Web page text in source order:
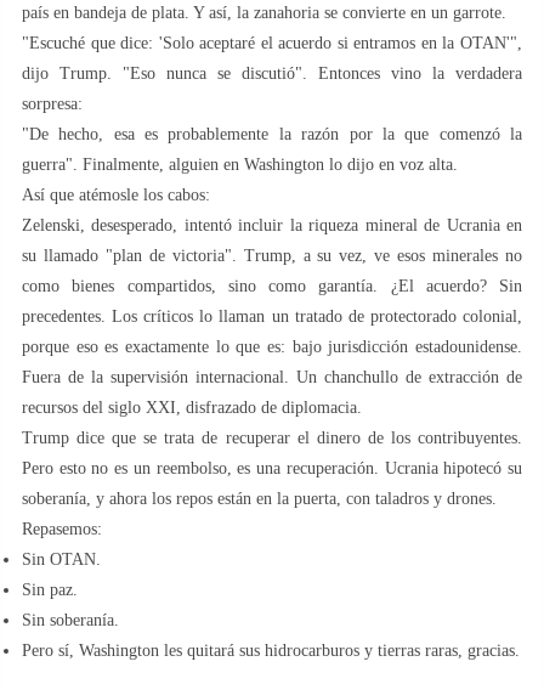
país en bandeja de plata. Y así, la zanahoria se convierte en un garrote.
"Escuché que dice: 'Solo aceptaré el acuerdo si entramos en la OTAN'",
dijo Trump. "Eso nunca se discutió". Entonces vino la verdadera
sorpresa:
"De hecho, esa es probablemente la razón por la que comenzó la
guerra". Finalmente, alguien en Washington lo dijo en voz alta.
Así que atémosle los cabos:
Zelenski, desesperado, intentó incluir la riqueza mineral de Ucrania en
su llamado "plan de victoria". Trump, a su vez, ve esos minerales no
como bienes compartidos, sino como garantía. ¿El acuerdo? Sin
precedentes. Los críticos lo llaman un tratado de protectorado colonial,
porque eso es exactamente lo que es: bajo jurisdicción estadounidense.
Fuera de la supervisión internacional. Un chanchullo de extracción de
recursos del siglo XXI, disfrazado de diplomacia.
Trump dice que se trata de recuperar el dinero de los contribuyentes.
Pero esto no es un reembolso, es una recuperación. Ucrania hipotecó su
soberanía, y ahora los repos están en la puerta, con taladros y drones.
Repasemos:
Sin OTAN.
Sin paz.
Sin soberanía.
Pero sí, Washington les quitará sus hidrocarburos y tierras raras, gracias.